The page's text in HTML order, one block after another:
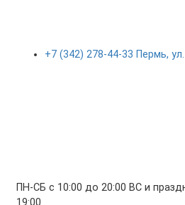
+7 (342) 278-44-33 Пермь,
ПН-СБ с 10:00 до 20:00 ВС и
19:00